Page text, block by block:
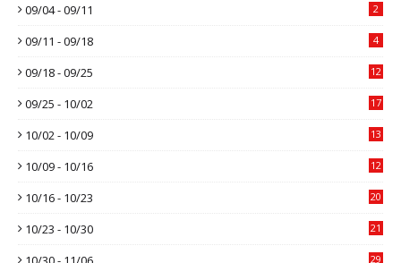
09/04 - 09/11 2
09/11 - 09/18 4
09/18 - 09/25 12
09/25 - 10/02 17
10/02 - 10/09 13
10/09 - 10/16 12
10/16 - 10/23 20
10/23 - 10/30 21
29